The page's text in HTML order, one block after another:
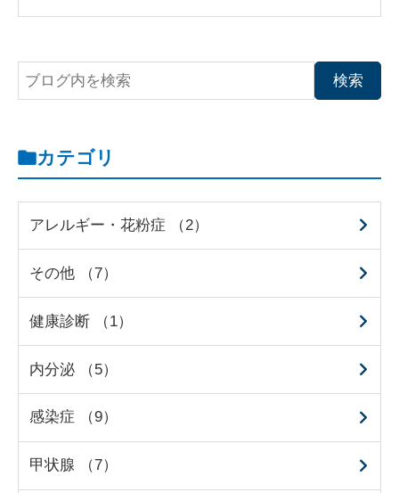
カテゴリ
アレルギー・花粉症 （2）
その他 （7）
健康診断 （1）
内分泌 （5）
感染症 （9）
甲状腺 （7）